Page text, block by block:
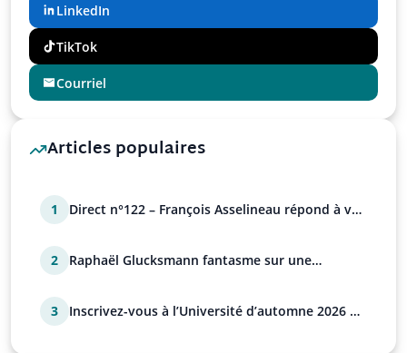
LinkedIn
TikTok
Courriel
Articles populaires
1
Direct n°122 – François Asselineau répond à vos
2
Raphaël Glucksmann fantasme sur une
3
Inscrivez-vous à l’Université d’automne 2026 de